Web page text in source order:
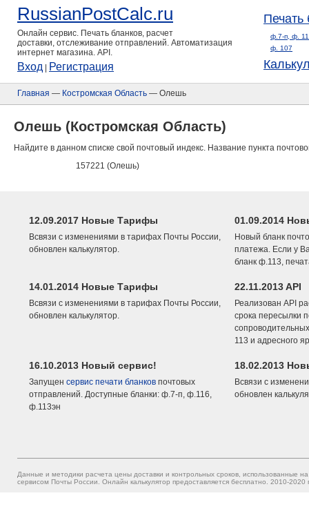
RussianPostCalc.ru
Онлайн сервис. Печать бланков, расчет
доставки, отслеживание отправлений. Автоматизация
интернет магазина. API.
Вход Регистрация
Печать
ф.7-п, ф.
ф. 107
Главная — Костромская Область — Олешь
Олешь (Костромская Область)
Найдите в данном списке свой почтовый индекс. Название пункта
157221 (Олешь)
12.09.2017 Новые Тарифы
Всвязи с изменениями в тарифах Почты России,
обновлен калькулятор.
01.09.2014
Новый бланк
платежа. Если у
бланк ф.113,
14.01.2014 Новые Тарифы
Всвязи с изменениями в тарифах Почты России,
обновлен калькулятор.
22.11.2013 API
Реализован API
срока пересылки
113 и адресного
16.10.2013 Новый сервис!
Запущен сервис печати бланков почтовых
отправлений. Доступные бланки: ф.7-п, ф.116,
ф.113эн
18.02.2013
Всвязи с
обновлен
Данные и методики расчета цены доставки и контрольных сроков, использованные
сервисом Почты России. Онлайн калькулятор предоставляется бесплатно. 2010-2020